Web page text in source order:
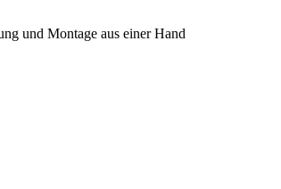
und Montage aus einer Hand